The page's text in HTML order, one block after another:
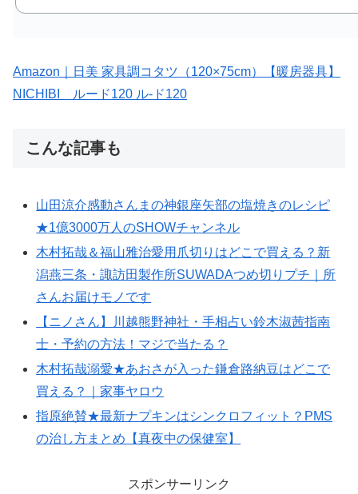
Amazon｜日美 家具調コタツ（120×75cm）【暖房器具】
NICHIBI ルード120 ル-ド120
こんな記事も
山田涼介感動さんまの神銀座矢部の塩焼きのレシピ
★1億3000万人のSHOWチャンネル
木村拓哉＆福山雅治愛用爪切りはどこで買える？新
潟燕三条・諏訪田製作所SUWADAつめ切りプチ｜所
さんお届けモノです
【ニノさん】川越熊野神社・手相占い鈴木淑茜指南
士・予約の方法！マジで当たる？
木村拓哉溺愛★あおさが入った鎌倉路納豆はどこで
買える？｜家事ヤロウ
指原絶賛★最新ナプキンはシンクロフィット？PMS
の治し方まとめ【真夜中の保健室】
スポンサーリンク